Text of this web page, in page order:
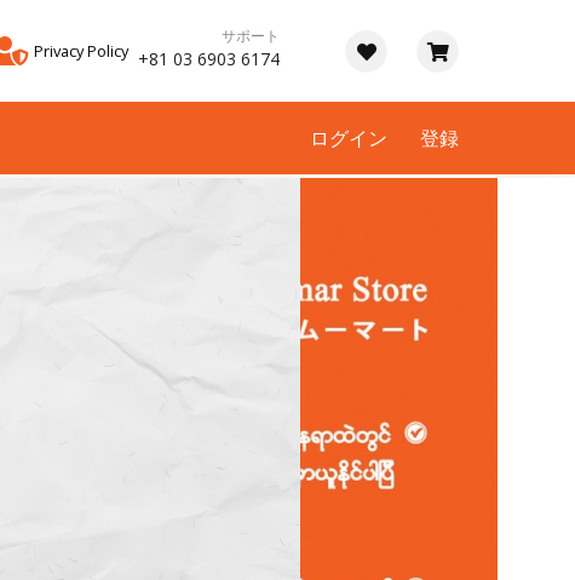
Privacy Policy
サポート
+81 03 6903 6174
ログイン 登録